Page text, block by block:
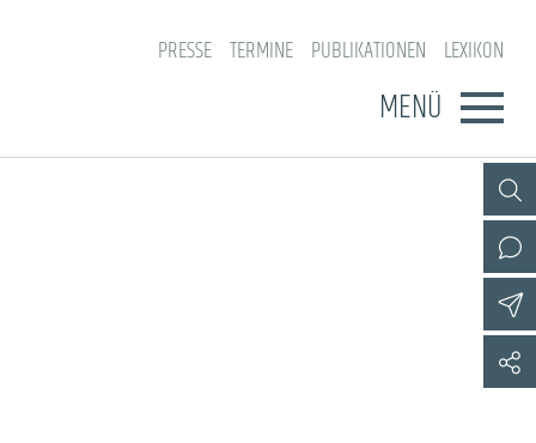
PRESSE TERMINE PUBLIKATIONEN LEXIKON
MENÜ